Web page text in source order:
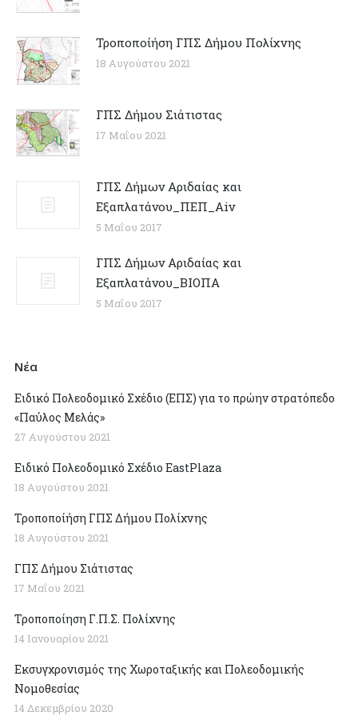
Τροποποίήση ΓΠΣ Δήμου Πολίχνης
18 Αυγούστου 2021
ΓΠΣ Δήμου Σιάτιστας
17 Μαΐου 2021
ΓΠΣ Δήμων Αριδαίας και
Εξαπλατάνου_ΠΕΠ_Αiv
5 Μαΐου 2017
ΓΠΣ Δήμων Αριδαίας και
Εξαπλατάνου_ΒΙΟΠΑ
5 Μαΐου 2017
Νέα
Ειδικό Πολεοδομικό Σχέδιο (ΕΠΣ) για το πρώην στρατόπεδο
«Παύλος Μελάς»
27 Αυγούστου 2021
Ειδικό Πολεοδομικό Σχέδιο EastPlaza
18 Αυγούστου 2021
Τροποποίήση ΓΠΣ Δήμου Πολίχνης
18 Αυγούστου 2021
ΓΠΣ Δήμου Σιάτιστας
17 Μαΐου 2021
Τροποποίηση Γ.Π.Σ. Πολίχνης
14 Ιανουαρίου 2021
Εκσυγχρονισμός της Χωροταξικής και Πολεοδομικής
Νομοθεσίας
14 Δεκεμβρίου 2020